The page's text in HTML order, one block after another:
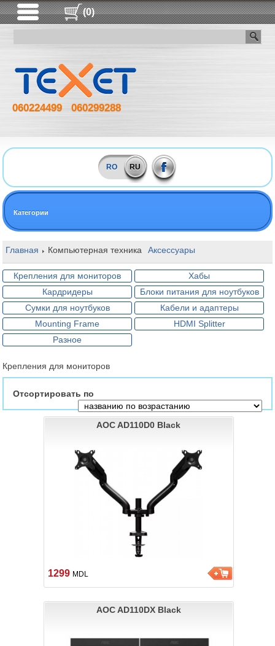
(0)
060224499 060299288
RO RU
Категории
Главная Компьютерная техника Аксессуары
Крепления для мониторов
Хабы
Кардридеры
Блоки питания для ноутбуков
Сумки для ноутбуков
Кабели и адаптеры
Mounting Frame
HDMI Splitter
Разное
Крепления для мониторов
Отсортировать по
AOC AD110D0 Black
1299 MDL
AOC AD110DX Black